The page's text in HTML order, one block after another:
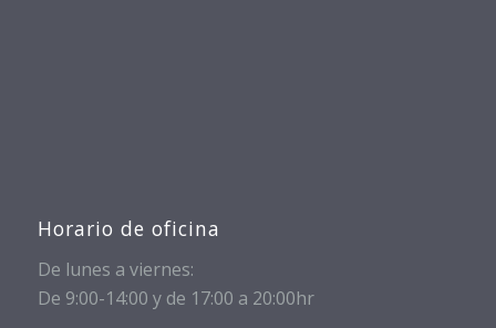
Horario de oficina
De lunes a viernes:
De 9:00-14:00 y de 17:00 a 20:00hr